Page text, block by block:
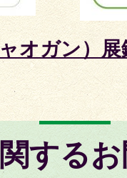
オガン）
する